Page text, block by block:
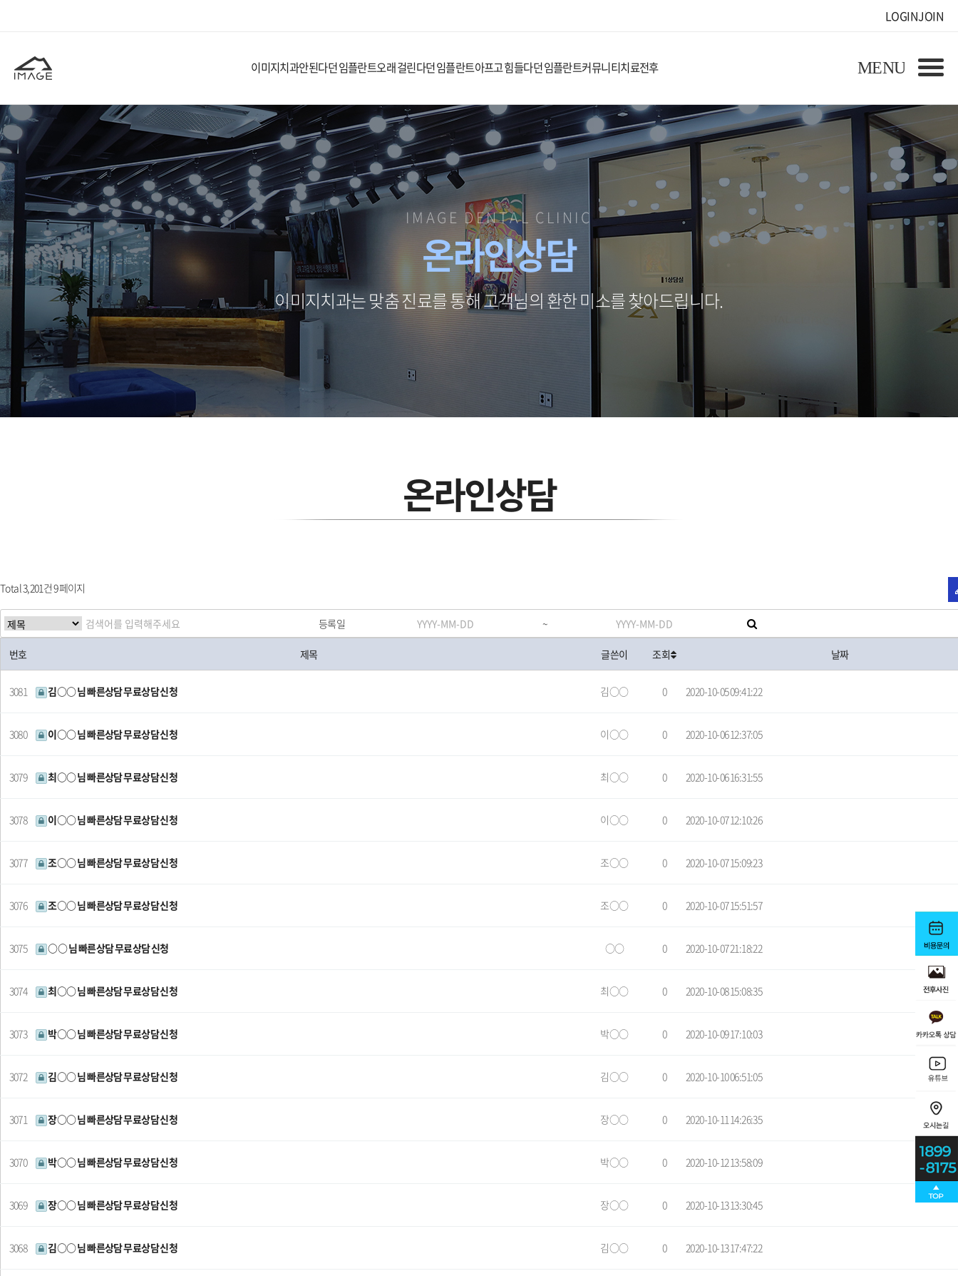
LOGINJOIN
이미지치과안된다던 임플란트오래 걸린다던 임플란트아프고 힘들다던 임플란트커뮤니티치료전후
IMAGE DENTAL CLINIC
온라인상담
이미지치과는 맞춤 진료를 통해 고객님의 환한 미소를 찾아드립니다.
온라인상담
Total 3,201건9 페이지
등록일 ~
번호 제목 글쓴이 조회 날짜
3081 김○○ 님 빠른상담 무료상담 신청 김○○ 0 2020-10-05 09:41:22
3080 이○○ 님 빠른상담 무료상담 신청 이○○ 0 2020-10-06 12:37:05
3079 최○○ 님 빠른상담 무료상담 신청 최○○ 0 2020-10-06 16:31:55
3078 이○○ 님 빠른상담 무료상담 신청 이○○ 0 2020-10-07 12:10:26
3077 조○○ 님 빠른상담 무료상담 신청 조○○ 0 2020-10-07 15:09:23
3076 조○○ 님 빠른상담 무료상담 신청 조○○ 0 2020-10-07 15:51:57
3075 ○○ 님 빠른상담 무료상담 신청 ○○ 0 2020-10-07 21:18:22
3074 최○○ 님 빠른상담 무료상담 신청 최○○ 0 2020-10-08 15:08:35
3073 박○○ 님 빠른상담 무료상담 신청 박○○ 0 2020-10-09 17:10:03
3072 김○○ 님 빠른상담 무료상담 신청 김○○ 0 2020-10-10 06:51:05
3071 장○○ 님 빠른상담 무료상담 신청 장○○ 0 2020-10-11 14:26:35
3070 박○○ 님 빠른상담 무료상담 신청 박○○ 0 2020-10-12 13:58:09
3069 장○○ 님 빠른상담 무료상담 신청 장○○ 0 2020-10-13 13:30:45
3068 김○○ 님 빠른상담 무료상담 신청 김○○ 0 2020-10-13 17:47:22